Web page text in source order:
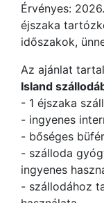
Érvényes:
éjszaka
időszakok,
Az ajánlat
Island
- 1 éjszaka
- ingyenes
- bőséges
- szálloda
ingyenes
- szállodához